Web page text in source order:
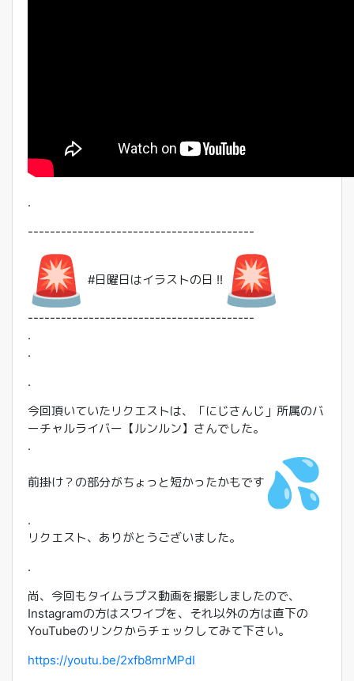
.
-----------------------------------------
#日曜日はイラストの日 !!
-----------------------------------------
.
.
.
今回頂いていたリクエストは、「にじさんじ」 所属のバ
ーチャルライバー【ルンルン】さんでした。
.
前掛け？の部分がちょっと短かったかもです
.
リクエスト、ありがとうございました。
.
尚、今回もタイムラプス動画を撮影しましたので、
Instagramの方はスワイプを、 それ以外の方は直下の
YouTubeのリンクからチェックしてみて下さい。
https://youtu.be/2xfb8mrMPdI